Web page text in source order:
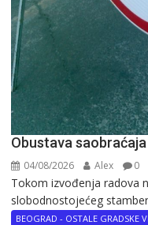
Obustava
04/08/2026 Alex 0
Tokom izvođenja radova
slobodnostojećeg
BEOGRAD - OSTALE GRADSKE